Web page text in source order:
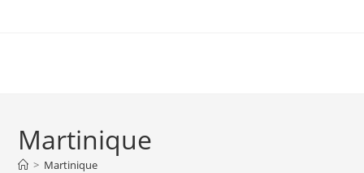
Martinique
> Martinique